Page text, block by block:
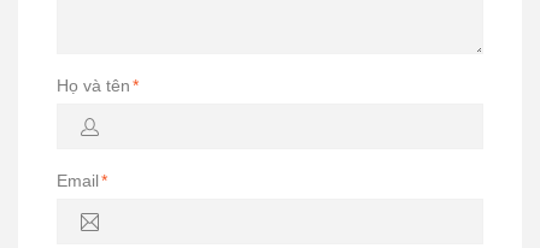
Họ và tên*
Email*